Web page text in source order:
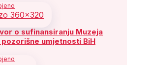
o sufinansiranju Muzeja
umjetnosti BiH